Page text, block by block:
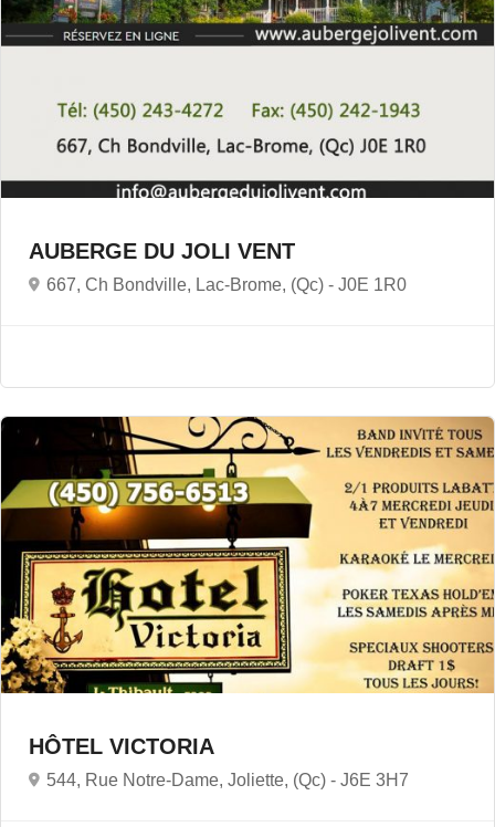
AUBERGE DU JOLI VENT
667, Ch Bondville, Lac-Brome, (Qc) - J0E 1R0
HÔTEL VICTORIA
544, Rue Notre-Dame, Joliette, (Qc) - J6E 3H7